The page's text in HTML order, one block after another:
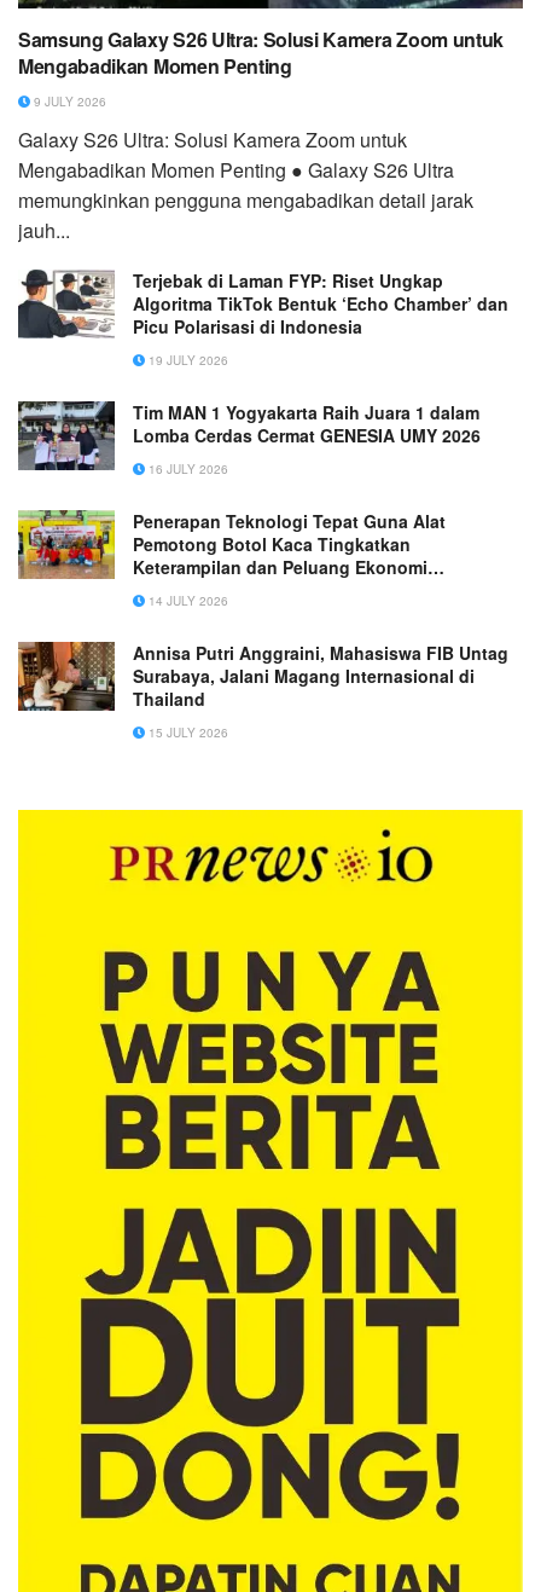
Samsung Galaxy S26 Ultra: Solusi Kamera Zoom untuk
Mengabadikan Momen Penting
9 JULY 2026
Galaxy S26 Ultra: Solusi Kamera Zoom untuk
Mengabadikan Momen Penting ● Galaxy S26 Ultra
memungkinkan pengguna mengabadikan detail jarak
jauh...
Terjebak di Laman FYP: Riset Ungkap
Algoritma TikTok Bentuk ‘Echo Chamber’ dan
Picu Polarisasi di Indonesia
19 JULY 2026
Tim MAN 1 Yogyakarta Raih Juara 1 dalam
Lomba Cerdas Cermat GENESIA UMY 2026
16 JULY 2026
Penerapan Teknologi Tepat Guna Alat
Pemotong Botol Kaca Tingkatkan
Keterampilan dan Peluang Ekonomi
Masyarakat
14 JULY 2026
Annisa Putri Anggraini, Mahasiswa FIB Untag
Surabaya, Jalani Magang Internasional di
Thailand
15 JULY 2026